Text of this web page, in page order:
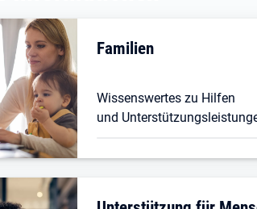
Familien
Wissenswertes zu Hilfen
und